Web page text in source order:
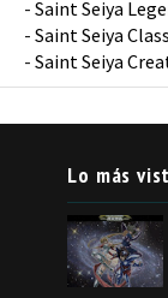
- Saint Seiya
- Saint Seiya
- Saint Seiya
Lo más